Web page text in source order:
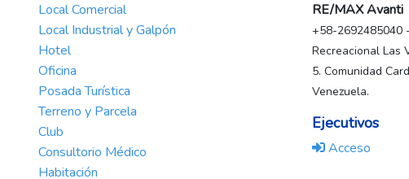
Local Comercial
Local Industrial y Galpón
Hotel
Oficina
Posada Turística
Terreno y Parcela
Club
Consultorio Médico
Habitación
RE/MAX Avanti
+58-2692485040
Recreacional Las
5. Comunidad
Venezuela.
Ejecutivos
Acceso